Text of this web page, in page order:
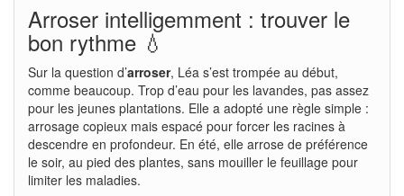
Arroser intelligemment : trouver le
bon rythme 💧
Sur la question d’arroser, Léa s’est trompée au début,
comme beaucoup. Trop d’eau pour les lavandes, pas assez
pour les jeunes plantations. Elle a adopté une règle simple :
arrosage copieux mais espacé pour forcer les racines à
descendre en profondeur. En été, elle arrose de préférence
le soir, au pied des plantes, sans mouiller le feuillage pour
limiter les maladies.